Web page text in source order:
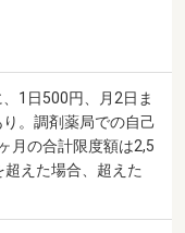
1日500円、月2日ま
。調剤薬局での自己
月の合計限度額は2,5
えた場合、超えた